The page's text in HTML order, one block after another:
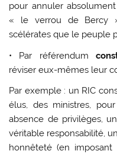
pour annuler
« le verrou de Bercy
scélérates que le peuple
• Par référendum
réviser eux-mêmes leur
Par exemple : un RIC
élus, des ministres,
absence de privilèges,
véritable responsabilité,
honnêteté (en